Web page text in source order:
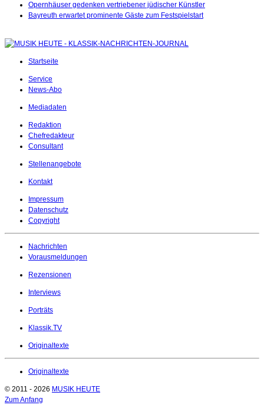
Opernhäuser gedenken vertriebener jüdischer Künstler
Bayreuth erwartet prominente Gäste zum Festspielstart
Startseite
Service
News-Abo
Mediadaten
Redaktion
Chefredakteur
Consultant
Stellenangebote
Kontakt
Impressum
Datenschutz
Copyright
Nachrichten
Vorausmeldungen
Rezensionen
Interviews
Porträts
Klassik.TV
Originaltexte
Originaltexte
© 2011 - 2026 MUSIK HEUTE
Zum Anfang